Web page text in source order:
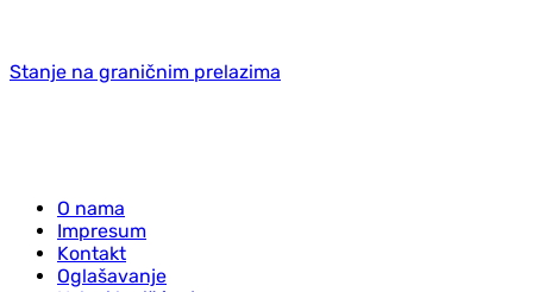
Stanje na graničnim prelazima
O nama
Impresum
Kontakt
Oglašavanje